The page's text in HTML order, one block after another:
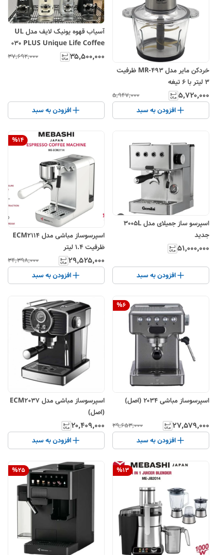
خردکن مایر مدل MR-493 ظرفیت
۳ لیتر با ۶ تیغه
۵٬۷۲۰٬۰۰۰ ۵٬۹۴۷٬۰۰۰
افزودن به سبد
آسیاب قهوه یونیک لایف مدل UL
030 PLUS Unique Life Coffee
Grinder UL 030 PLUS
۳۵٬۵۰۰٬۰۰۰ ۳۷٬۶۹۲٬۰۰۰
افزودن به سبد
اسپرسو ساز جمیلای مدل 3005L
جدید
۵۱٬۰۰۰٬۰۰۰
افزودن به سبد
%14
اسپرسوساز مباشی مدل ECM2114
ظرفیت ۱.۴ لیتر
۲۹٬۵۲۵٬۰۰۰ ۳۴٬۳۹۸٬۰۰۰
افزودن به سبد
%6
اسپرسوساز مباشی ۲۰۳۴ (اصل)
۲۷٬۵۷۹٬۰۰۰ ۲۹٬۶۵۳٬۰۰۰
افزودن به سبد
اسپرسوساز مباشی مدل ECM2037
(اصل)
۲۰٬۴۰۹٬۰۰۰
افزودن به سبد
%13
%25